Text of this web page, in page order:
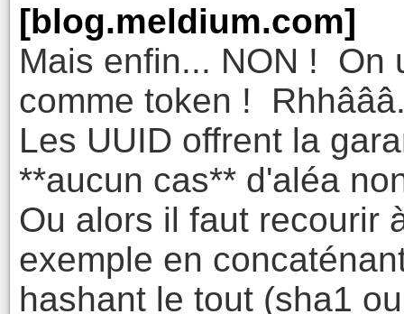
[blog.meldium.com]
Mais enfin... NON ! On
comme token !
Les UUID offrent la
**aucun cas** d'aléa
Ou alors il faut recourir
exemple en
hashant le tout (sha1